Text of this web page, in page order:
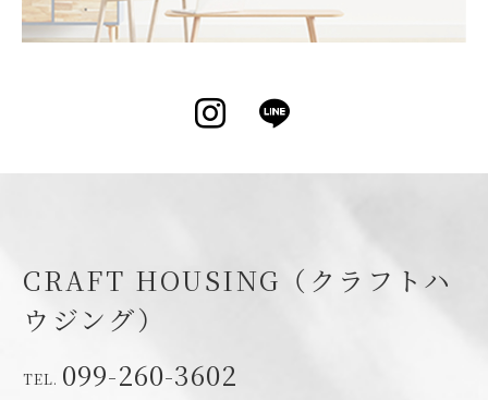
Instagram
CRAFT HOUSING（クラフトハ
ウジング）
099-260-3602